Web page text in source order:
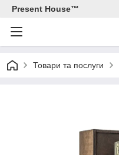
Present House™
Товари та послуги